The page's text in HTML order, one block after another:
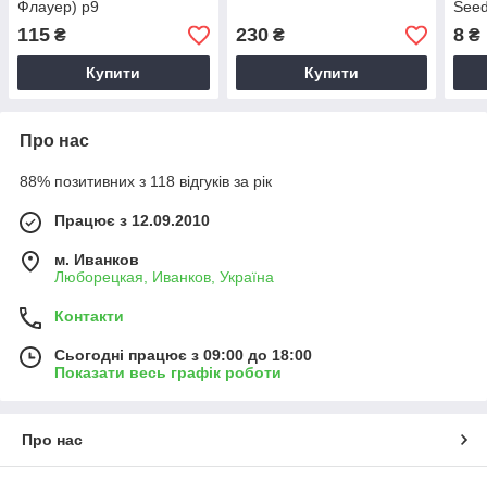
Флауер) р9
115 ₴
Купити
230₴
Купити
8 ₴
Про нас
88% позитивних з 118 відгуків за рік
Працює з 12.09.2010
м. Иванков
Люборецкая, Иванков, Україна
Контакти
Сьогодні працює з 09:00 до 18:00
Показати весь графік роботи
Про нас